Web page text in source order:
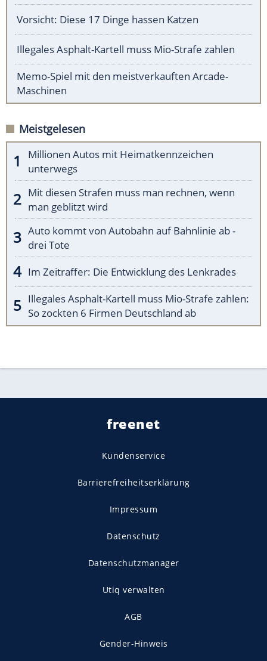
Vorsicht: Diese 17 Dinge hassen Katzen
Illegales Asphalt-Kartell muss Mio-Strafe zahlen
Memo-Spiel mit den meistverkauften Arcade-
Maschinen
Meistgelesen
Millionen Autos mit Heimatkennzeichen
unterwegs
Mit diesen Strafen muss man rechnen, wenn
man geblitzt wird
Auto kommt von Autobahn auf Bahnlinie ab -
drei Tote
Im Zeitraffer: Die Entwicklung des Lenkrades
Illegales Asphalt-Kartell muss Mio-Strafe zahlen:
So zockten 6 Firmen Deutschland ab
freenet
Kundenservice
Barrierefreiheitserklärung
Impressum
Datenschutz
Datenschutzmanager
Utiq verwalten
AGB
Gender-Hinweis